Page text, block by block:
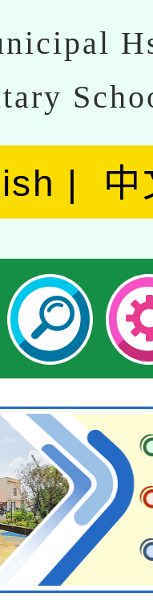
中
度第2次